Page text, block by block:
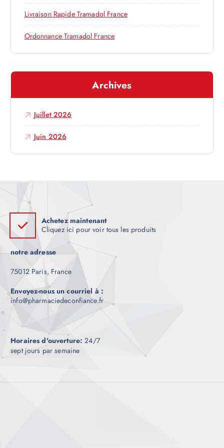
r
t
i
l
e
Livraison Rapide Tramadol France
Ordonnance Tramadol France
Archives
Juillet 2026
Juin 2026
Achetez maintenant
Cliquez ici pour voir tous les produits
notre adresse
75012 Paris, France
Envoyez-nous un courriel à :
info@pharmaciedeconfiance.fr
Horaires d'ouverture: 24/7
sept jours par semaine